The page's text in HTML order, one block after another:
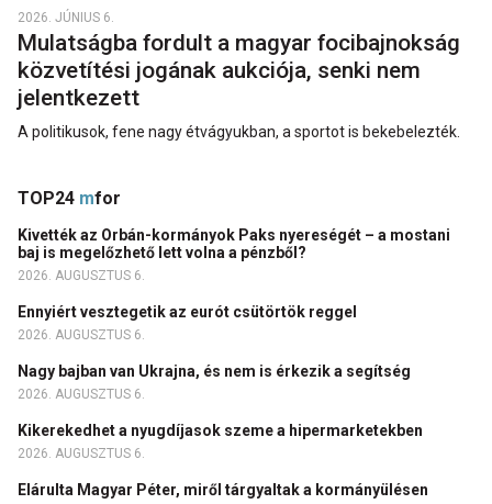
2026. JÚNIUS 6.
Mulatságba fordult a magyar focibajnokság
közvetítési jogának aukciója, senki nem
jelentkezett
A politikusok, fene nagy étvágyukban, a sportot is bekebelezték.
TOP24 mfor
Kivették az Orbán-kormányok Paks nyereségét – a mostani
baj is megelőzhető lett volna a pénzből?
2026. AUGUSZTUS 6.
Ennyiért vesztegetik az eurót csütörtök reggel
2026. AUGUSZTUS 6.
Nagy bajban van Ukrajna, és nem is érkezik a segítség
2026. AUGUSZTUS 6.
Kikerekedhet a nyugdíjasok szeme a hipermarketekben
2026. AUGUSZTUS 6.
Elárulta Magyar Péter, miről tárgyaltak a kormányülésen